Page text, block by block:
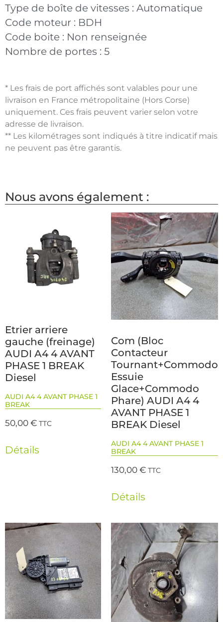
Type de boîte de vitesses : Automatique
Code moteur : BDH
Code boite : Non renseignée
Nombre de portes : 5
* Les frais de port affichés sont valables pour une
livraison en France métropolitaine (Hors Corse)
uniquement. Ces frais peuvent varier selon votre
adresse de livraison.
** Les kilométrages sont indiqués à titre indicatif mais
ne peuvent pas être garantis.
Nous avons également :
Etrier arriere
gauche (freinage)
AUDI A4 4 AVANT
PHASE 1 BREAK
Diesel
AUDI A4 4 AVANT PHASE 1
BREAK
50,00€ TTC
Détails
Com (Bloc
Contacteur
Tournant+Commodo
Essuie
Glace+Commodo
Phare) AUDI A4 4
AVANT PHASE 1
BREAK Diesel
AUDI A4 4 AVANT PHASE 1
BREAK
130,00€ TTC
Détails